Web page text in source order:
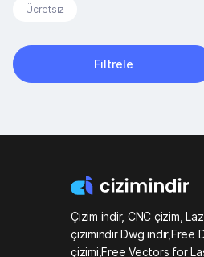
Ücretsiz
Filtrele
Çizim indir, CNC çizim,
çizimindir Dwg indir,Free
çizimi,Free Vectors for